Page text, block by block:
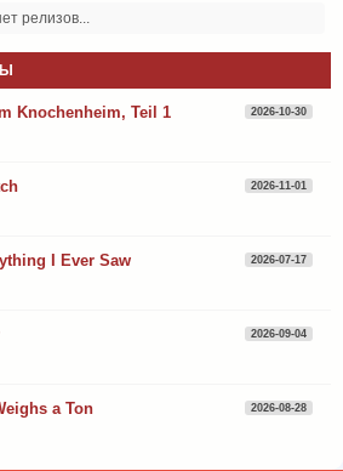
релизов...
Knochenheim, Teil 1 2026-10-30
2026-11-01
I Ever Saw 2026-07-17
2026-09-04
a Ton 2026-08-28